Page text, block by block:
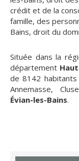
crédit et de la
famille, des
Bains, droit du
Située dans la
département
de 8142 habitants
Annemasse,
Évian-les-Bains.